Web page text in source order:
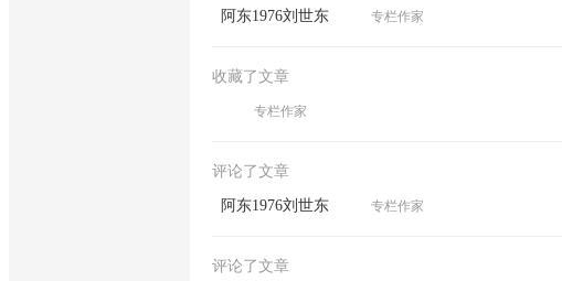
阿东1976刘世东 专栏作家
收藏了文章
专栏作家
评论了文章
阿东1976刘世东 专栏作家
评论了文章